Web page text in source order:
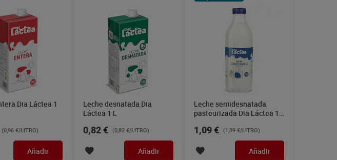
Dia Láctea 1
(0,96 €/LITRO)
Añadir
Leche desnatada Dia
Láctea 1 L
0,82 € (0,82 €/LITRO)
Añadir
Leche semidesnatada
pasteurizada Dia Láctea 1
1,09 € (1,09 €/LITRO)
Añadir